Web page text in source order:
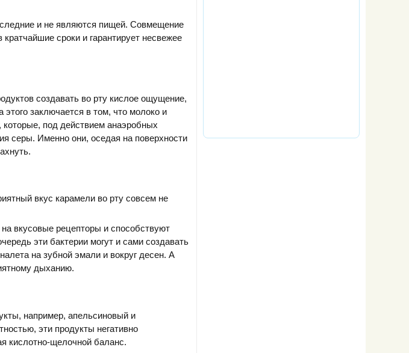
и не являются пищей. Совмещение
сроки и гарантирует несвежее
создавать во рту кислое ощущение,
заключается в том, что молоко и
под действием анаэробных
серы. Именно они, оседая на поверхности
вкус карамели во рту совсем не
вкусовые рецепторы и способствуют
эти бактерии могут и сами создавать
на зубной эмали и вокруг десен. А
дыханию.
например, апельсиновый и
эти продукты негативно
кислотно-щелочной баланс.